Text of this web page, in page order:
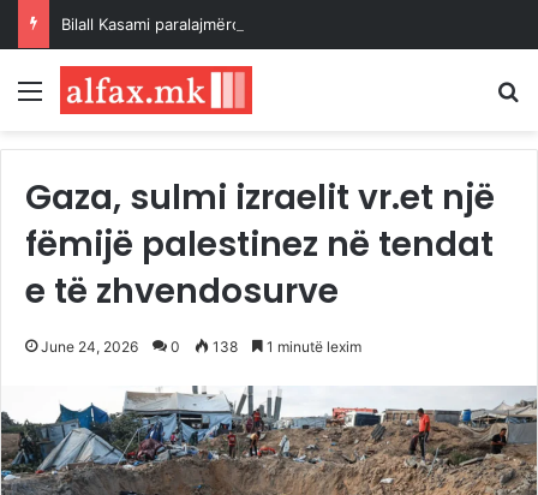
Menu
Gaza, sulmi izraelit vr.et një
fëmijë palestinez në tendat
e të zhvendosurve
June 24, 2026 0 138 1 minutë lexim